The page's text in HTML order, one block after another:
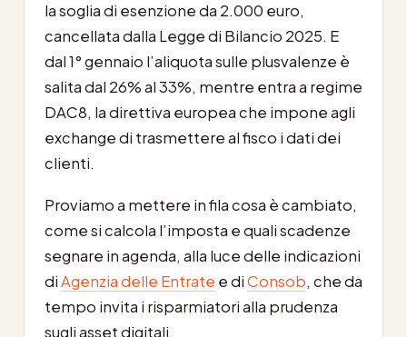
la soglia di esenzione da 2.000 euro,
cancellata dalla Legge di Bilancio 2025. E
dal 1° gennaio l’aliquota sulle plusvalenze è
salita dal 26% al 33%, mentre entra a regime
DAC8, la direttiva europea che impone agli
exchange di trasmettere al fisco i dati dei
clienti.
Proviamo a mettere in fila cosa è cambiato,
come si calcola l’imposta e quali scadenze
segnare in agenda, alla luce delle indicazioni
diAgenzia delle Entrate e diConsob, che da
tempo invita i risparmiatori alla prudenza
sugli asset digitali.